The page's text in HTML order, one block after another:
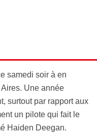
samedi soir à en
Une année
surtout par rapport aux
un pilote qui fait le
Haiden Deegan.